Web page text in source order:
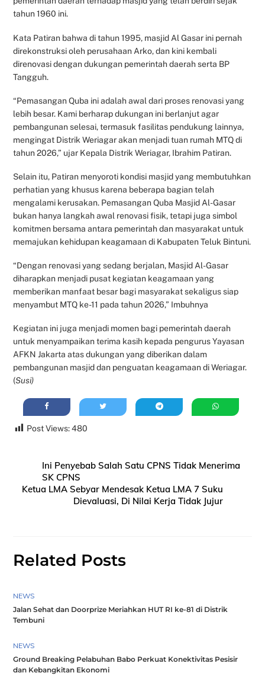
tahun 1960 ini.
Kata Patiran bahwa di tahun 1995, masjid Al Gasar ini pernah
direkonstruksi oleh perusahaan Arko, dan kini kembali
direnovasi dengan dukungan pemerintah daerah serta BP
Tangguh.
“Pemasangan Quba ini adalah awal dari proses renovasi yang
lebih besar. Kami berharap dukungan ini berlanjut agar
pembangunan selesai, termasuk fasilitas pendukung lainnya,
mengingat Distrik Weriagar akan menjadi tuan rumah MTQ di
tahun 2026,” ujar Kepala Distrik Weriagar, Ibrahim Patiran.
Selain itu, Patiran menyoroti kondisi masjid yang membutuhkan
perhatian yang khusus karena beberapa bagian telah
mengalami kerusakan. Pemasangan Quba Masjid Al-Gasar
bukan hanya langkah awal renovasi fisik, tetapi juga simbol
komitmen bersama antara pemerintah dan masyarakat untuk
memajukan kehidupan keagamaan di Kabupaten Teluk Bintuni.
“Dengan renovasi yang sedang berjalan, Masjid Al-Gasar
diharapkan menjadi pusat kegiatan keagamaan yang
memberikan manfaat besar bagi masyarakat sekaligus siap
menyambut MTQ ke-11 pada tahun 2026,” Imbuhnya
Kegiatan ini juga menjadi momen bagi pemerintah daerah
untuk menyampaikan terima kasih kepada pengurus Yayasan
AFKN Jakarta atas dukungan yang diberikan dalam
pembangunan masjid dan penguatan keagamaan di Weriagar.
(Susi)
Post Views: 480
Ini Penyebab Salah Satu CPNS Tidak Menerima
SK CPNS
Ketua LMA Sebyar Mendesak Ketua LMA 7 Suku
Dievaluasi, Di Nilai Kerja Tidak Jujur
Related Posts
NEWS
Jalan Sehat dan Doorprize Meriahkan HUT RI ke-81 di Distrik
Tembuni
NEWS
Ground Breaking Pelabuhan Babo Perkuat Konektivitas Pesisir
dan Kebangkitan Ekonomi